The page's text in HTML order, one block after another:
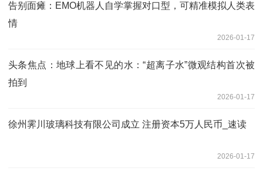
告别面瘫：EMO机器人自学掌握对口型，可精准模拟人类表
情
2026-01-17
头条焦点：地球上看不见的水：“超离子水”微观结构首次被
拍到
2026-01-17
徐州霁川玻璃科技有限公司成立 注册资本5万人民币_速读
2026-01-17